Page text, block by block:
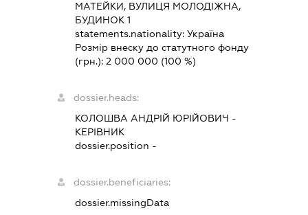
МАТЕЙКИ, ВУЛИЦЯ МОЛОДІЖНА,
БУДИНОК 1
statements.nationality: Україна
Розмір внеску до статутного фонду
(грн.): 2 000 000 (100 %)
dossier.heads:
КОЛОШВА АНДРІЙ ЮРІЙОВИЧ -
КЕРІВНИК
dossier.position -
dossier.beneficiaries:
dossier.missingData